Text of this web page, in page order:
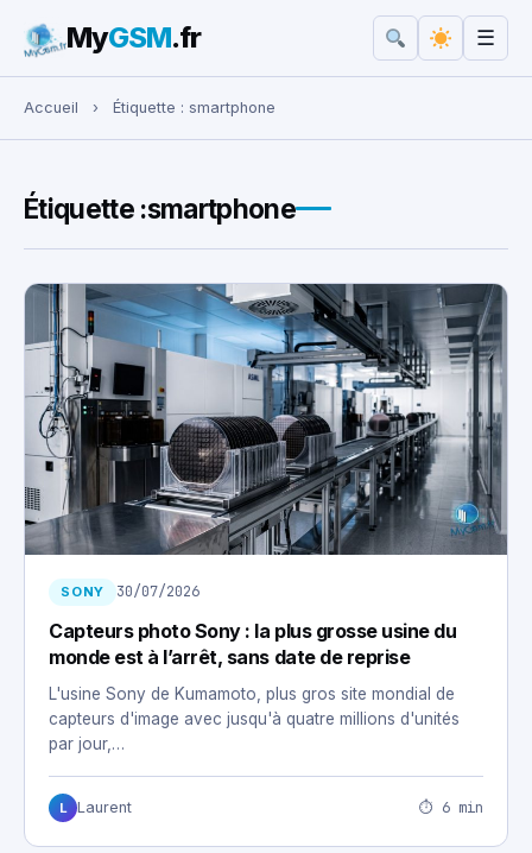
Rechercher :
MyGSM.fr ☰
Accueil › Étiquette : smartphone
Étiquette :smartphone
SONY 30/07/2026
Capteurs photo Sony : la plus grosse usine du
monde est à l’arrêt, sans date de reprise
L'usine Sony de Kumamoto, plus gros site mondial de
capteurs d'image avec jusqu'à quatre millions d'unités
par jour,…
L Laurent ⏱ 6 min